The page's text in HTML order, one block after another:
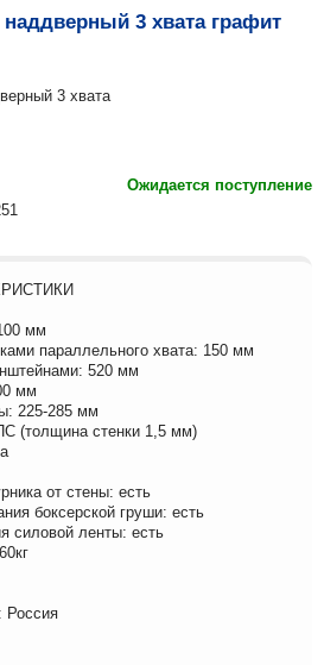
3 хвата графит
Ожидается поступление
мм
параллельного хвата: 150 мм
520 мм
мм
225-285 мм
(толщина стенки 1,5 мм)
от стены: есть
боксерской груши: есть
силовой ленты: есть
Россия